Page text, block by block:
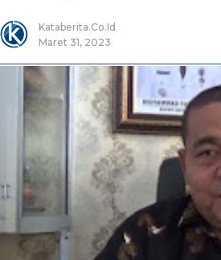
Kataberita.co.id
Maret 31, 2023